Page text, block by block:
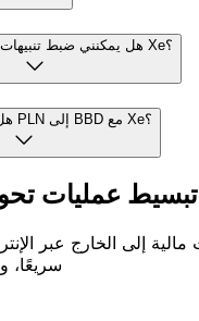
هل يمكنني ضبط تنبيهات الأسعار باستخدام Xe؟
هل يمكنني إرسال 1 PLN إلى BBD مع Xe؟
تبسيط عمليات
سريعًا،